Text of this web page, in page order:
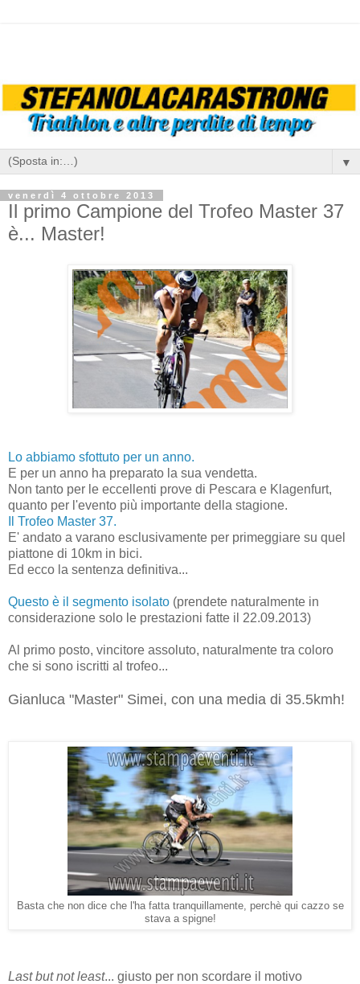
▼
venerdì 4 ottobre 2013
Il primo Campione del Trofeo Master 37
è... Master!
Lo abbiamo sfottuto per un anno.
E per un anno ha preparato la sua vendetta.
Non tanto per le eccellenti prove di Pescara e Klagenfurt,
quanto per l'evento più importante della stagione.
Il Trofeo Master 37.
E' andato a varano esclusivamente per primeggiare su quel
piattone di 10km in bici.
Ed ecco la sentenza definitiva...
Questo è il segmento isolato (prendete naturalmente in
considerazione solo le prestazioni fatte il 22.09.2013)
Al primo posto, vincitore assoluto, naturalmente tra coloro
che si sono iscritti al trofeo...
Gianluca "Master" Simei, con una media di 35.5kmh!
Basta che non dice che l'ha fatta tranquillamente, perchè qui cazzo se
stava a spigne!
Last but not least... giusto per non scordare il motivo